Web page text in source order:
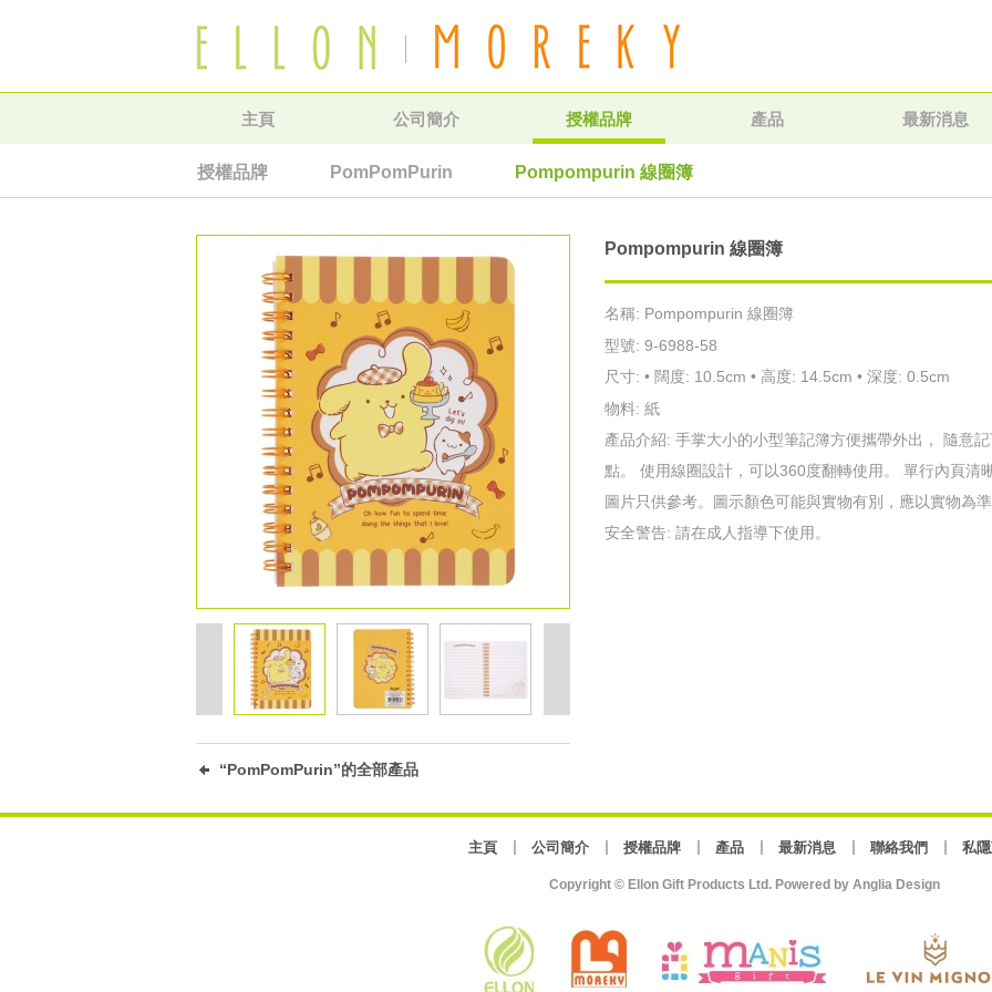
主頁 公司簡介 授權品牌 產品 最新消息
授權品牌 PomPomPurin Pompompurin 線圈簿
Pompompurin 線圈簿
名稱: Pompompurin 線圈簿
型號: 9-6988-58
尺寸: • 闊度: 10.5cm • 高度: 14.5cm • 深度: 0.5cm
物料: 紙
產品介紹: 手掌大小的小型筆記簿方便攜帶外出， 隨意
點。 使用線圈設計，可以360度翻轉使用。 單行內頁清
圖片只供參考。圖示顏色可能與實物有別，應以實物為
安全警告: 請在成人指導下使用。
“PomPomPurin”的全部產品
主頁 公司簡介 授權品牌 產品 最新消息 聯絡我們 私
Copyright © Ellon Gift Products Ltd. Powered by Anglia Design